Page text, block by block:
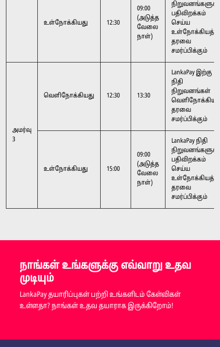
உள்நோக்கியது 12:30
09:00
(அடுத்த
வேலை
நாள்)
பதிவிறக்கம்
செய்ய
உள்நோக்கியத்
தரவை
சமர்ப்பிக்கும்
அமர்வு
3
வெளிநோக்கியது 12:30 13:30
LankaPay இற்கு
நிதி
நிறுவனங்கள்
வெளிநோக்கியத்
தரவை
சமர்ப்பிக்கும்
உள்நோக்கியது 15:00
09:00
(அடுத்த
வேலை
நாள்)
LankaPay நிதி
பதிவிறக்கம்
செய்ய
உள்நோக்கியத்
தரவை
சமர்ப்பிக்கும்
நாங்கள் உங்களுக்கு எவ்வாறு உதவ
முடியும்
LankaPay தயாரிப்புகள் பற்றி உங்களிடம் கேள்விகள்
உள்ளதா? நாங்கள் உதவ தயாராக இருக்கிறோம்!